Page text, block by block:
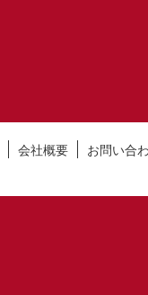
会社概要 お問い合